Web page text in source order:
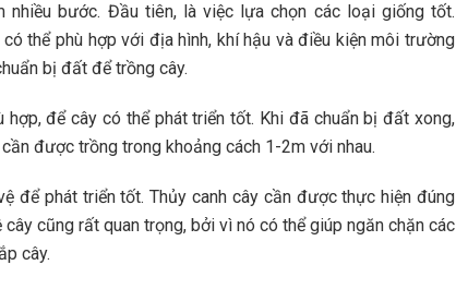
nhiều bước. Đầu tiên, là việc lựa chọn các loại giống tốt.
thể phù hợp với địa hình, khí hậu và điều kiện môi trường
bị đất để trồng cây.
để cây có thể phát triển tốt. Khi đã chuẩn bị đất xong,
được trồng trong khoảng cách 1-2m với nhau.
để phát triển tốt. Thủy canh cây cần được thực hiện đúng
cũng rất quan trọng, bởi vì nó có thể giúp ngăn chặn các
cây.